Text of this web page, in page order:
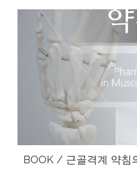
BOOK / 근골격계 약침